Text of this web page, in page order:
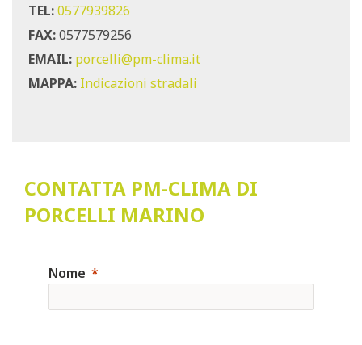
TEL:0577939826
FAX:0577579256
EMAIL: porcelli@pm-clima.it
MAPPA: Indicazioni stradali
CONTATTA PM-CLIMA DI
PORCELLI MARINO
Nome